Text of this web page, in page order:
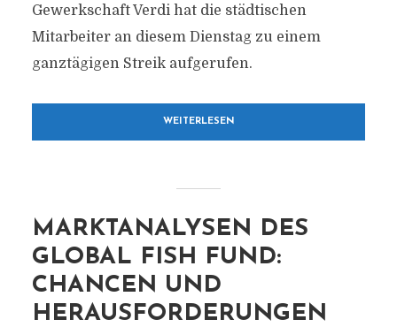
Gewerkschaft Verdi hat die städtischen
Mitarbeiter an diesem Dienstag zu einem
ganztägigen Streik aufgerufen.
WEITERLESEN
MARKTANALYSEN DES
GLOBAL FISH FUND:
CHANCEN UND
HERAUSFORDERUNGEN